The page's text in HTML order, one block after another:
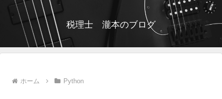
税理士 瀧本のブログ
ホーム Python